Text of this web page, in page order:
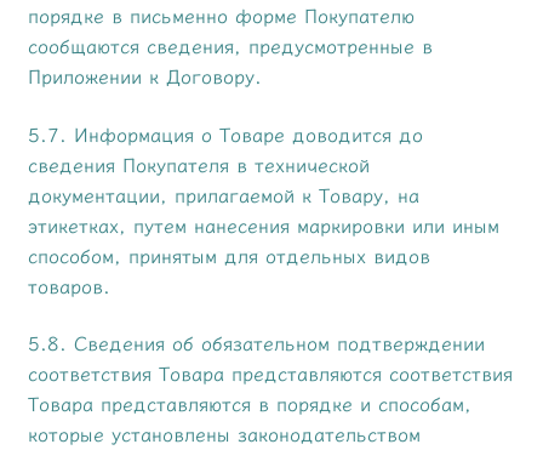
порядке в письменно форме Покупателю
сообщаются сведения, предусмотренные в
Приложении к Договору.
5.7. Информация о Товаре доводится до
сведения Покупателя в технической
документации, прилагаемой к Товару, на
этикетках, путем нанесения маркировки или иным
способом, принятым для отдельных видов
товаров.
5.8. Сведения об обязательном подтверждении
соответствия Товара представляются соответствия
Товара представляются в порядке и способам,
которые установлены законодательством